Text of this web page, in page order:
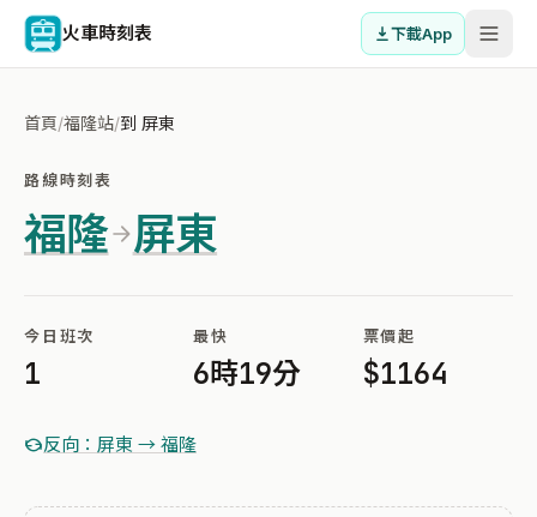
火車時刻表 下載App
首頁/福隆站/到 屏東
路線時刻表
福隆 屏東
今日班次
1
最快
6時19分
票價起
$1164
反向：屏東 → 福隆